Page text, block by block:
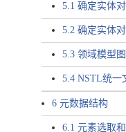
5.1 确定实体
5.2 确定实体
5.3 领域模型
5.4 NSTL统一
6 元数据结构
6.1 元素选取